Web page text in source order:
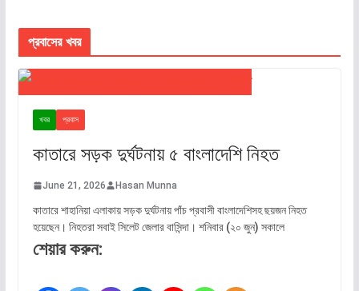
প্রবাসের খবর
খবর প্রবাস
কাতারে সড়ক দুর্ঘটনায় ৫ বাংলাদেশি নিহত
June 21, 2026 Hasan Munna
কাতারে শাহানিয়া এলাকায় সড়ক দুর্ঘটনায় পাঁচ প্রবাসী বাংলাদেশিসহ ছয়জন নিহত
হয়েছেন। নিহতরা সবাই সিলেট জেলার বাসিন্দা। শনিবার (২০ জুন) সকালে
শেয়ার করুন: